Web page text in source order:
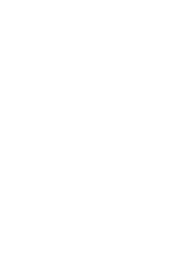
मुख्यमंत्री